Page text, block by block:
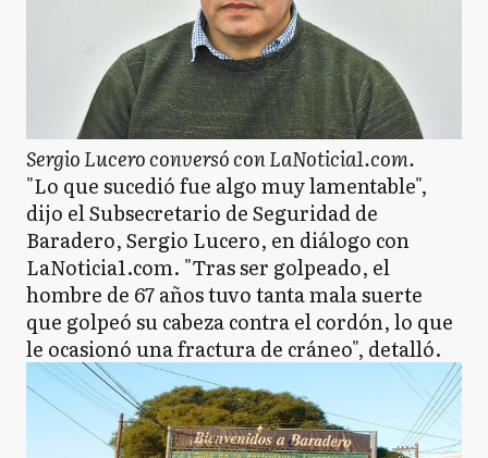
Sergio Lucero conversó con LaNoticia1.com.
"Lo que sucedió fue algo muy lamentable",
dijo el Subsecretario de Seguridad de
Baradero, Sergio Lucero, en diálogo con
LaNoticia1.com. "Tras ser golpeado, el
hombre de 67 años tuvo tanta mala suerte
que golpeó su cabeza contra el cordón, lo que
le ocasionó una fractura de cráneo", detalló.